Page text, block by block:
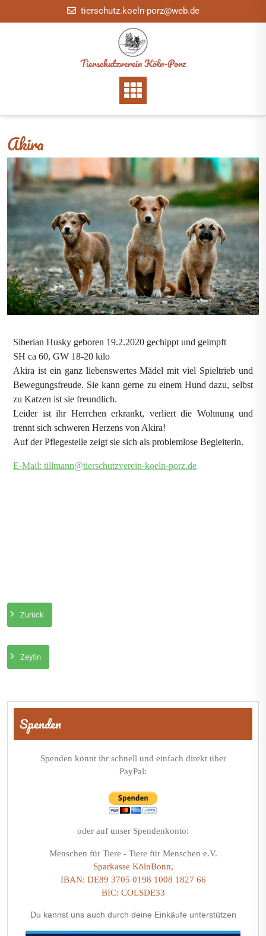
to
tierschutz.koeln-porz@web.de
Tierschutzverein Köln-Porz
Akira
Siberian Husky geboren 19.2.2020 gechippt und geimpft
SH ca 60, GW 18-20 kilo
Akira ist ein ganz liebenswertes Mädel mit viel Spieltrieb und
Bewegungsfreude. Sie kann gerne zu einem Hund dazu, selbst
zu Katzen ist sie freundlich.
Leider ist ihr Herrchen erkrankt, verliert die Wohnung und
trennt sich schweren Herzens von Akira!
Auf der Pflegestelle zeigt sie sich als problemlose Begleiterin.
E-Mail: tillmann@tierschutzverein-koeln-porz.de
Zurück
Zeytin
Beitragsnavigation
Spenden
Spenden könnt ihr schnell und einfach direkt über
PayPal:
oder auf unser Spendenkonto:
Menschen für Tiere - Tiere für Menschen e.V.
Sparkasse KölnBonn,
IBAN: DE89 3705 0198 1008 1827 66
BIC: COLSDE33
Du kannst uns auch durch deine Einkäufe unterstützen